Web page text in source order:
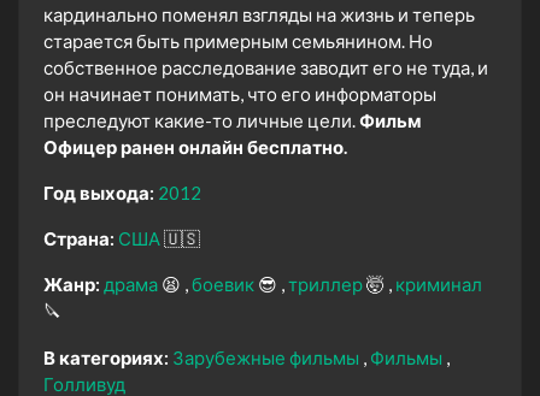
кардинально поменял взгляды на жизнь и теперь
старается быть примерным семьянином. Но
собственное расследование заводит его не туда, и
он начинает понимать, что его информаторы
преследуют какие-то личные цели. Фильм
Офицер ранен онлайн бесплатно.
Год выхода: 2012
Страна: США 🇺🇸
Жанр: драма 😫 боевик 😎 триллер🤯
криминал
🔪
В категориях: Зарубежные фильмы
Фильмы
Голливуд